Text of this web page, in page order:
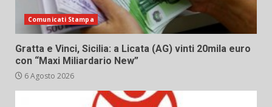
Comunicati Stampa
Gratta e Vinci, Sicilia: a Licata (AG) vinti 20mila euro
con “Maxi Miliardario New”
6 Agosto 2026